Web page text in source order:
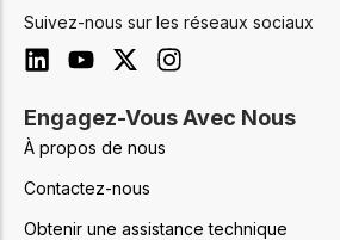
Suivez-nous sur les réseaux sociaux
Engagez-Vous Avec Nous
À propos de nous
Contactez-nous
Obtenir une assistance technique